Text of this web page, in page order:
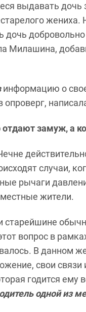
выдавать дочь
дочь
Милашина,
информацию о
опроверг,
отдают замуж, а
случаи,
рычаги
местные жители.
старейшине
вопрос в
В данном
свои
годится ему
одной из